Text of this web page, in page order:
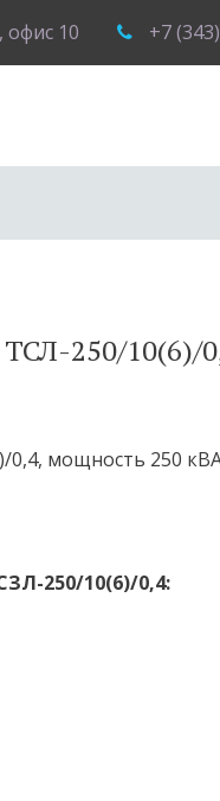
, офис 10 +7
250/10(6)/
0,4, мощность 250
250/10(6)/0,4: